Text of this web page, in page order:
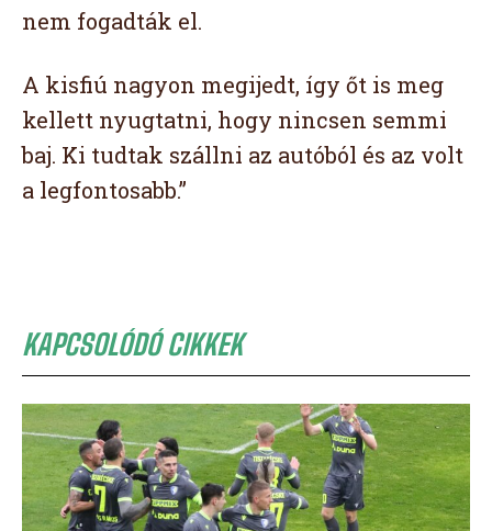
nem fogadták el.
A kisfiú nagyon megijedt, így őt is meg
kellett nyugtatni, hogy nincsen semmi
baj. Ki tudtak szállni az autóból és az volt
a legfontosabb.”
KAPCSOLÓDÓ CIKKEK